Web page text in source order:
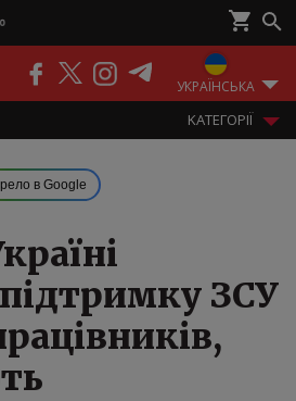
УКРАЇНСЬКА
KАТЕГОРІЇ
ЕФІР
в Google
ЗСУ